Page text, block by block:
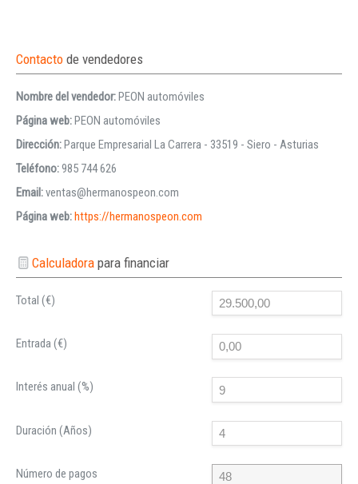
Contacto de vendedores
Nombre del vendedor:PEON automóviles
Página web:PEON automóviles
Dirección:Parque Empresarial La Carrera - 33519 - Siero - Asturias
Teléfono:985 744 626
Email:ventas@hermanospeon.com
Página web:https://hermanospeon.com
Calculadorapara financiar
Total (€)
Entrada (€)
Interés anual (%)
Duración (Años)
Número de pagos